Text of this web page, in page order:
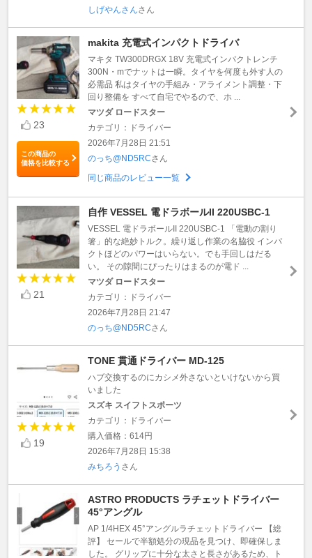
しげやんさんさん
23
この商品の
価格を比較する
makita 充電式インパクトドライバ
マキタ TW300DRGX 18V 充電式インパクトレンチ
300N・mでナットは一瞬。タイヤを何度も外す人の
必需品 私はタイヤの手組み・アライメント調整・下
回り整備を すべて自宅でやるので、ホ ...
マツダ ロードスター
カテゴリ：ドライバー
2026年7月28日 21:51
のっち@ND5RCさん
同じ商品のレビュー一覧
21
自作 VESSEL 電ドラボールII 220USBC-1
VESSEL 電ドラボールII 220USBC-1 「電動の割り
箸」的な絶妙トルク。繰り返し作業の名脇役 インパ
クトほどのパワーはいらない。でも手回しはだる
い。 その隙間にぴったりはまるのが電ド ...
マツダ ロードスター
カテゴリ：ドライバー
2026年7月28日 21:47
のっち@ND5RCさん
19
TONE 貫通ドライバー MD-125
ハブ交換するのにカシメ外さないといけないから買
いました
スズキ スイフトスポーツ
カテゴリ：ドライバー
購入価格：614円
2026年7月28日 15:38
みちろう さん
ASTRO PRODUCTS ラチェットドライバー
45°アングル
AP 1/4HEX 45°アングルラチェットドライバー 【総
評】 セールで半額処分の現品を見つけ、即確保しま
した。 グリップに十分な太さと長さがあるため、ト